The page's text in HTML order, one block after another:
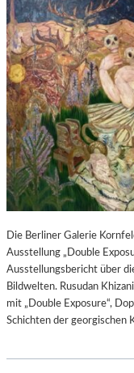
Die Berliner Galerie
Ausstellung „Double
Ausstellungsbericht über
Bildwelten. Rusudan
mit „Double Exposure“,
Schichten der georgischen